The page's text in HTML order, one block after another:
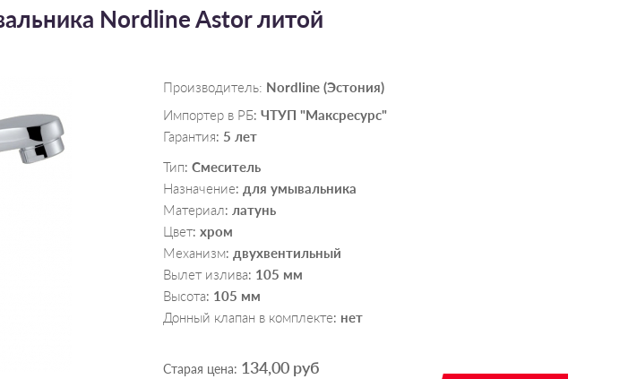
Nordline Astor литой
Производитель: Nordline (Эстония)
Импортер в РБ: ЧТУП "Максресурс"
Гарантия: 5 лет
Тип: Смеситель
Назначение: для умывальника
Материал: латунь
Цвет: хром
Механизм: двухвентильный
Вылет излива: 105 мм
Высота: 105 мм
Донный клапан в комплекте: нет
Старая цена: 134,00 руб